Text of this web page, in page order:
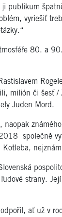
publikum
vyriešiť
80. a
milión či šesť
Juden Mord.
naopak
společně
strany.
ať už v